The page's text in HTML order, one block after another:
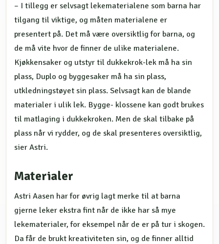
– I tillegg er selvsagt lekematerialene som barna har
tilgang til viktige, og måten materialene er
presentert på. Det må være oversiktlig for barna, og
de må vite hvor de finner de ulike materialene.
Kjøkkensaker og utstyr til dukkekrok-lek må ha sin
plass, Duplo og byggesaker må ha sin plass,
utkledningstøyet sin plass. Selvsagt kan de blande
materialer i ulik lek. Bygge- klossene kan godt brukes
til matlaging i dukkekroken. Men de skal tilbake på
plass når vi rydder, og de skal presenteres oversiktlig,
sier Astri.
Materialer
Astri Aasen har for øvrig lagt merke til at barna
gjerne leker ekstra fint når de ikke har så mye
lekematerialer, for eksempel når de er på tur i skogen.
Da får de brukt kreativiteten sin, og de finner alltid